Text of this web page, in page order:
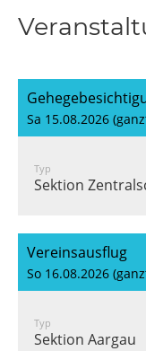
Sa 15.08.2026
Typ
Sektion
Vereinsausflug
So 16.08.2026
Typ
Sektion Aargau